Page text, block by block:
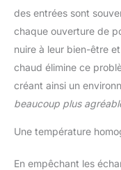
des entrées sont
chaque ouverture de
nuire à leur bien-être
chaud élimine ce
créant ainsi un
beaucoup plus
Une température
En empêchant les